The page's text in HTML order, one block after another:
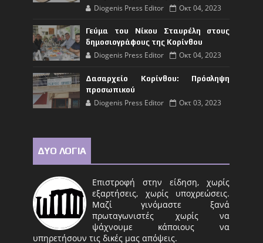
Diogenis Press Editor Οκτ 04, 2023
Γεύμα του Νίκου Σταυρέλη στους
δημοσιογράφους της Κορίνθου
Diogenis Press Editor Οκτ 04, 2023
Δασαρχείο Κορίνθου: Πρόσληψη
προσωπικού
Diogenis Press Editor Οκτ 03, 2023
ΔΥΟ ΛΟΓΙΑ
Επιστροφή στην είδηση, χωρίς
εξαρτήσεις, χωρίς υποχρεώσεις.
Μαζί γινόμαστε ξανά
πρωταγωνιστές χωρίς να
ψάχνουμε κάποιους να
υπηρετήσουν τις δικές μας απόψεις.